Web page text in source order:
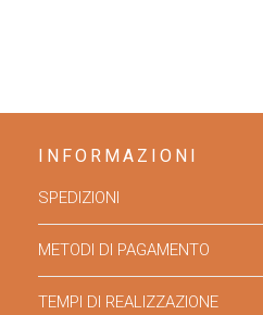
INFORMAZIONI
SPEDIZIONI
METODI DI PAGAMENTO
TEMPI DI REALIZZAZIONE